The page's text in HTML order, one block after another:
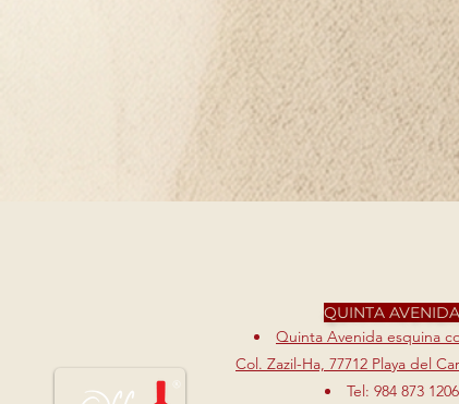
QUINTA AVENIDA
Quinta Avenida esquina
Col. Zazil-Ha, 77712 Playa del
Tel: 984 873 1206